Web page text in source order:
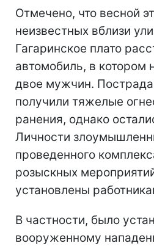
Отмечено, что весной
неизвестных вблизи
Гагаринское плато
автомобиль, в котором
двое мужчин.
получили тяжелые
ранения, однако
Личности
проведенного
розыскных
установлены
В частности, было
вооруженному